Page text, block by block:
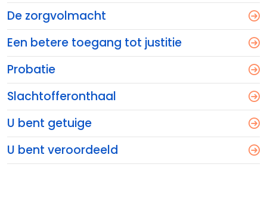
De zorgvolmacht
Een betere toegang tot justitie
Probatie
Slachtofferonthaal
U bent getuige
U bent veroordeeld